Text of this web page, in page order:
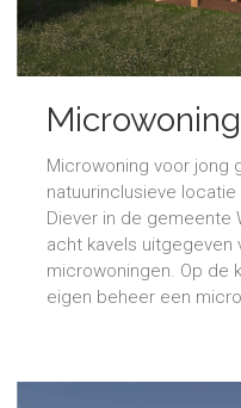
Microwoning
Microwoning voor jong
natuurinclusieve
Diever in de gemeente
acht kavels uitgegeven
microwoningen. Op de
eigen beheer een